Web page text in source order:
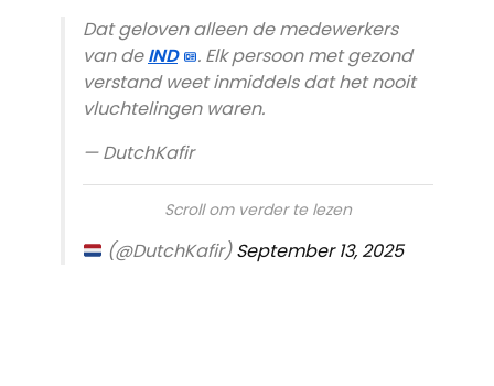
Dat geloven alleen de medewerkers
van deIND
. Elk persoon met gezond
verstand weet inmiddels dat het nooit
vluchtelingen waren.
— DutchKafir
Scroll om verder te lezen
(@DutchKafir)September 13, 2025